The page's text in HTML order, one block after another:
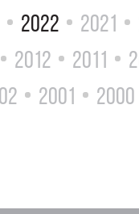
2022 2021
2012 2011
2001 2000